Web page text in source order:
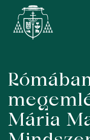
Skip
Mária